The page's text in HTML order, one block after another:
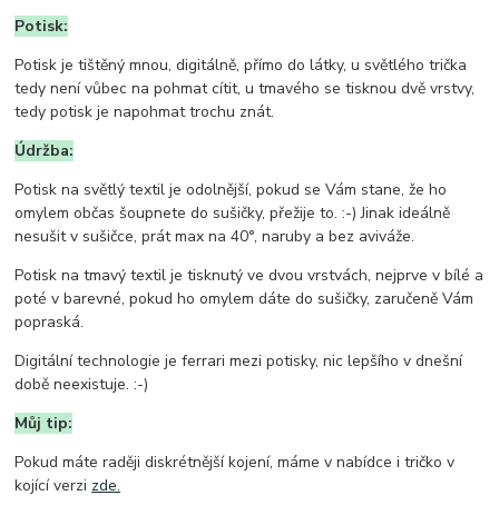
Potisk:
Potisk je tištěný mnou, digitálně, přímo do látky, u světlého trička
tedy není vůbec na pohmat cítit, u tmavého se tisknou dvě vrstvy,
tedy potisk je napohmat trochu znát.
Údržba:
Potisk na světlý textil je odolnější, pokud se Vám stane, že ho
omylem občas šoupnete do sušičky, přežije to. :-) Jinak ideálně
nesušit v sušičce, prát max na 40°, naruby a bez aviváže.
Potisk na tmavý textil je tisknutý ve dvou vrstvách, nejprve v bílé a
poté v barevné, pokud ho omylem dáte do sušičky, zaručeně Vám
popraská.
Digitální technologie je ferrari mezi potisky, nic lepšího v dnešní
době neexistuje. :-)
Můj tip:
Pokud máte raději diskrétnější kojení, máme v nabídce i tričko v
kojící verzi zde.